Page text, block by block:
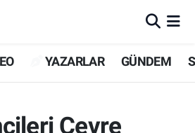
YAZARLAR GÜNDEM
Çevre
Eczaneler
Haritası